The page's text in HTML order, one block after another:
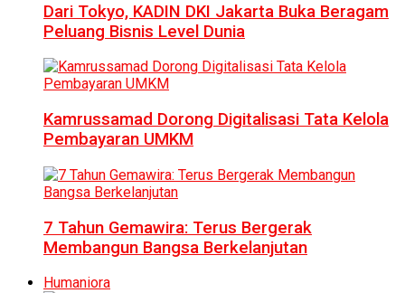
Dari Tokyo, KADIN DKI Jakarta Buka Beragam
Peluang Bisnis Level Dunia
Kamrussamad Dorong Digitalisasi Tata Kelola
Pembayaran UMKM
7 Tahun Gemawira: Terus Bergerak
Membangun Bangsa Berkelanjutan
Humaniora